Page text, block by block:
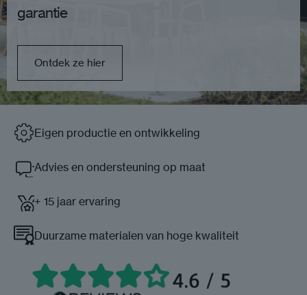
garantie
Ontdek ze hier
Eigen productie en ontwikkeling
Advies en ondersteuning op maat
+ 15 jaar ervaring
Duurzame materialen van hoge kwaliteit